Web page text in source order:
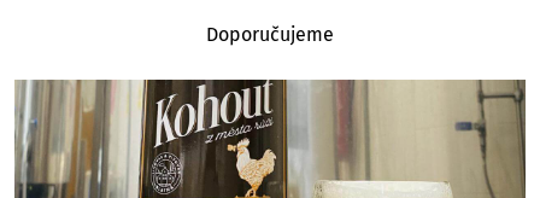
Doporučujeme